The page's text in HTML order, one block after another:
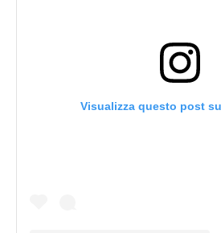
Visualizza questo post